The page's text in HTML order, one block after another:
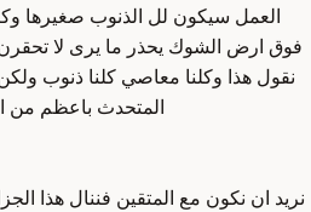
العمل سيكون لل الذنوب صغيرها
فوق ارض الشوك يحذر ما يرى لا
نقول هذا وكلنا معاصي كلنا ذنوب
المتحدث باعظم من
نريد ان نكون مع المتقين فننال هذا